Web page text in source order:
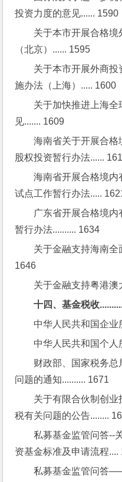
投资力度的意见...... 1590
关于本市开展合格
（北京）...... 1595
关于本市开展外商
施办法（上海）..... 1600
关于加快推进上海
见....... 1609
海南省关于开展合格
股权投资暂行办法......
海南省开展合格境
试点工作暂行办法.....
广东省开展合格境
暂行办法.......... 1634
关于金融支持海南全
1646
关于金融支持粤港澳
十四、基金税收
中华人民共和国企业
中华人民共和国个人
财政部、国家税务
问题的通知.......... 1671
关于有限合伙制创
税有关问题的公告........
私募基金监管问答--
资基金标准及申请流程....
私募基金监管问答